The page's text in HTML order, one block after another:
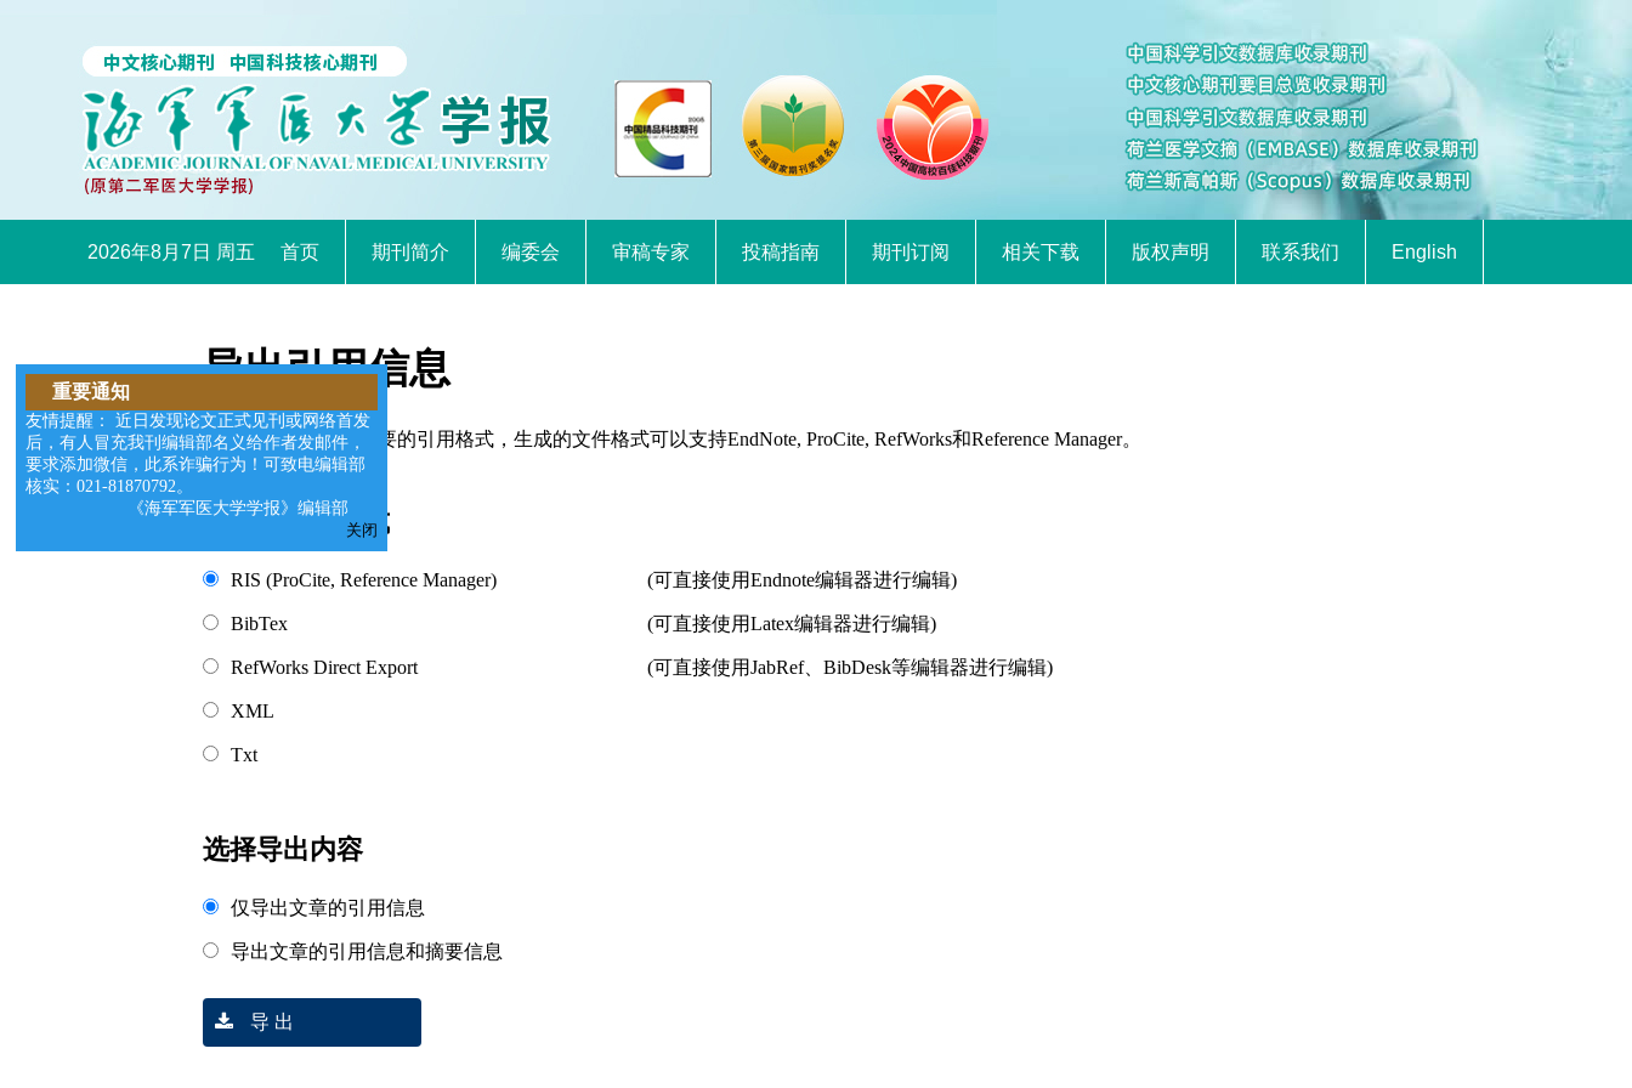
2026年8月7日 周五 首页 期刊简介 编委会 审稿专家 投稿指南 期刊订阅 相关下载 版权声明 联系我们 English
导出引用信息
您可以选择适合您需要的引用格式，生成的文件格式可以支持EndNote, ProCite, RefWorks和Reference Manager。
请选择导出格式
RIS (ProCite, Reference Manager) (可直接使用Endnote编辑器进行编辑)
BibTex (可直接使用Latex编辑器进行编辑)
RefWorks Direct Export (可直接使用JabRef、BibDesk等编辑器进行编辑)
XML
Txt
选择导出内容
仅导出文章的引用信息
导出文章的引用信息和摘要信息
导 出
重要通知
友情提醒： 近日发现论文正式见刊或网络首发
后，有人冒充我刊编辑部名义给作者发邮件，
要求添加微信，此系诈骗行为！可致电编辑部
核实：021-81870792。
《海军军医大学学报》编辑部
关闭